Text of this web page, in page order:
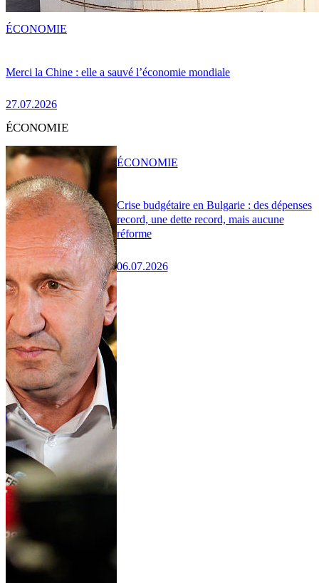
Merci la Chine : elle a sauvé l’économie mondiale
27.07.2026
ÉCONOMIE
ÉCONOMIE
Crise budgétaire en Bulgarie : des dépenses
record, une dette record, mais aucune
réforme
06.07.2026
ÉCONOMIE